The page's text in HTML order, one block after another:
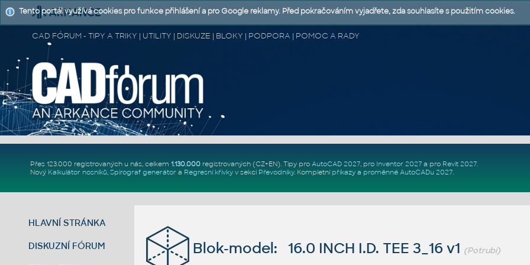
CAD FÓRUM - TIPY A TRIKY | UTILITY | DISKUZE | BLOKY | PODPORA | POMOC A RADY
Přes 123.000 registrovaných u nás, celkem 1.130.000registrovaných (CZ+EN). Tipy pro AutoCAD 2027, pro Inventor 2027a pro Revit 2027.
Nový Kalkulátor nosníků, Spirograf generátor a Regresní křivkyv sekci Převodníky. Kompletní příkazya proměnné AutoCADu 2027.
HLAVNÍ STRÁNKA
DISKUZNÍ FÓRUM Blok-model: 16.0 INCH I.D. TEE 3_16 v1 (Potrubí)
Tento portál využívá cookies pro funkce přihlášení a pro Google reklamy. Před pokračováním vyjadřete, zda souhlasíte s použitím cookies.